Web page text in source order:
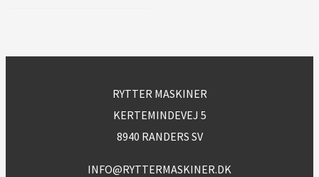
RYTTER MASKINER
KERTEMINDEVEJ 5
8940 RANDERS SV
INFO@RYTTERMASKINER.DK